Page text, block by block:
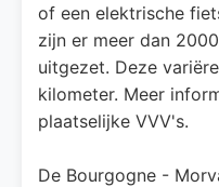
of een elektrische
zijn er meer dan
uitgezet. Deze
kilometer. Meer
plaatselijke VVV's.
De Bourgogne -